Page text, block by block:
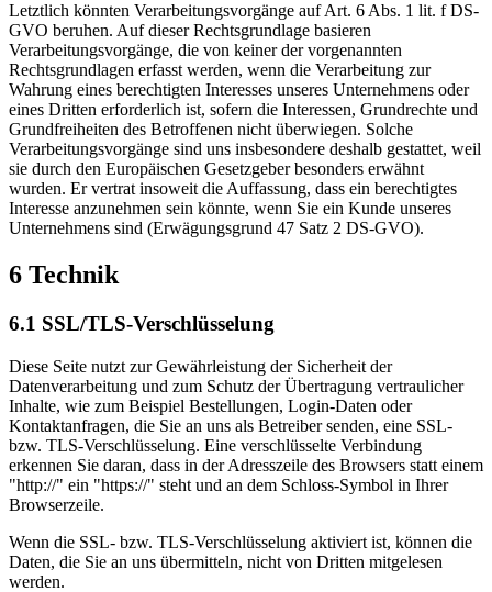
Letztlich könnten Verarbeitungsvorgänge auf Art. 6 Abs. 1 lit. f DS-
GVO beruhen. Auf dieser Rechtsgrundlage basieren
Verarbeitungsvorgänge, die von keiner der vorgenannten
Rechtsgrundlagen erfasst werden, wenn die Verarbeitung zur
Wahrung eines berechtigten Interesses unseres Unternehmens oder
eines Dritten erforderlich ist, sofern die Interessen, Grundrechte und
Grundfreiheiten des Betroffenen nicht überwiegen. Solche
Verarbeitungsvorgänge sind uns insbesondere deshalb gestattet, weil
sie durch den Europäischen Gesetzgeber besonders erwähnt
wurden. Er vertrat insoweit die Auffassung, dass ein berechtigtes
Interesse anzunehmen sein könnte, wenn Sie ein Kunde unseres
Unternehmens sind (Erwägungsgrund 47 Satz 2 DS-GVO).
6 Technik
6.1 SSL/TLS-Verschlüsselung
Diese Seite nutzt zur Gewährleistung der Sicherheit der
Datenverarbeitung und zum Schutz der Übertragung vertraulicher
Inhalte, wie zum Beispiel Bestellungen, Login-Daten oder
Kontaktanfragen, die Sie an uns als Betreiber senden, eine SSL-
bzw. TLS-Verschlüsselung. Eine verschlüsselte Verbindung
erkennen Sie daran, dass in der Adresszeile des Browsers statt einem
"http://" ein "https://" steht und an dem Schloss-Symbol in Ihrer
Browserzeile.
Wenn die SSL- bzw. TLS-Verschlüsselung aktiviert ist, können die
Daten, die Sie an uns übermitteln, nicht von Dritten mitgelesen
werden.